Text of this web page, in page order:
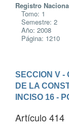
Registro
Tomo: 1
Semestre: 2
Año: 2008
Página: 1210
SECCION V -
DE LA
INCISO 16 -
Artículo 414